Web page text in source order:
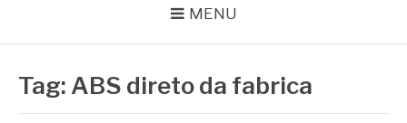
MENU
Tag: ABS direto da fabrica